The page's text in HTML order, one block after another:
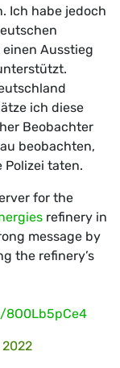
Ich habe jedoch
Ausstieg
ich diese
Beobachter
beobachten,
Polizei taten.
for the
refinery in
message by
the refinery’s
2022